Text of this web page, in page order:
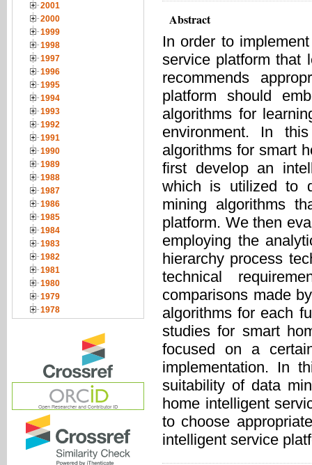
2001
2000
1999
1998
1997
1996
1995
1994
1993
1992
1991
1990
1989
1988
1987
1986
1985
1984
1983
1982
1981
1980
1979
1978
Abstract
In order to
service platform that
recommends
platform should
algorithms for
environment. In
algorithms for smart
first develop an
which is utilized to
mining algorithms
platform. We then
employing the
hierarchy process
technical
comparisons made
algorithms for each
studies for smart
focused on a
implementation. In
suitability of data
home intelligent
to choose
intelligent service